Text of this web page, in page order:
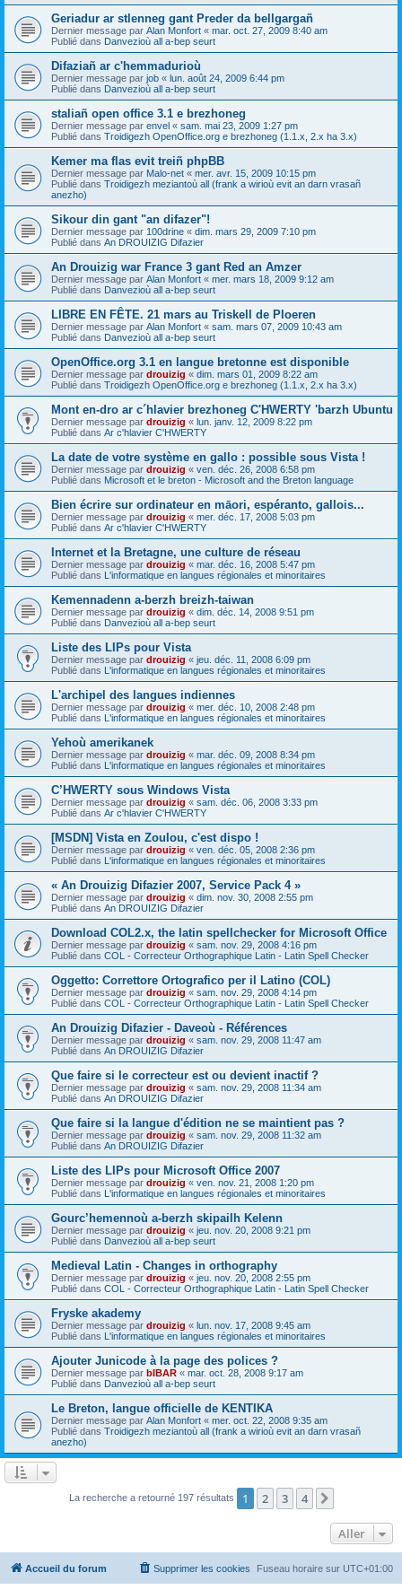
Geriadur ar stlenneg gant Preder da bellgargañ
Dernier message par Alan Monfort « mar. oct. 27, 2009 8:40 am
Publié dans Danvezioù all a-bep seurt
Difaziañ ar c'hemmadurioù
Dernier message par job « lun. août 24, 2009 6:44 pm
Publié dans Danvezioù all a-bep seurt
staliañ open office 3.1 e brezhoneg
Dernier message par envel « sam. mai 23, 2009 1:27 pm
Publié dans Troidigezh OpenOffice.org e brezhoneg (1.1.x, 2.x ha 3.x)
Kemer ma flas evit treiñ phpBB
Dernier message par Malo-net « mer. avr. 15, 2009 10:15 pm
Publié dans Troidigezh meziantoù all (frank a wirioù evit an darn vrasañ
anezho)
Sikour din gant "an difazer"!
Dernier message par 100drine « dim. mars 29, 2009 7:10 pm
Publié dans An DROUIZIG Difazier
An Drouizig war France 3 gant Red an Amzer
Dernier message par Alan Monfort « mer. mars 18, 2009 9:12 am
Publié dans Danvezioù all a-bep seurt
LIBRE EN FÊTE. 21 mars au Triskell de Ploeren
Dernier message par Alan Monfort « sam. mars 07, 2009 10:43 am
Publié dans Danvezioù all a-bep seurt
OpenOffice.org 3.1 en langue bretonne est disponible
Dernier message par drouizig « dim. mars 01, 2009 8:22 am
Publié dans Troidigezh OpenOffice.org e brezhoneg (1.1.x, 2.x ha 3.x)
Mont en-dro ar c´hlavier brezhoneg C'HWERTY 'barzh Ubuntu
Dernier message par drouizig « lun. janv. 12, 2009 8:22 pm
Publié dans Ar c'hlavier C'HWERTY
La date de votre système en gallo : possible sous Vista !
Dernier message par drouizig « ven. déc. 26, 2008 6:58 pm
Publié dans Microsoft et le breton - Microsoft and the Breton language
Bien écrire sur ordinateur en māori, espéranto, gallois...
Dernier message par drouizig « mer. déc. 17, 2008 5:03 pm
Publié dans Ar c'hlavier C'HWERTY
Internet et la Bretagne, une culture de réseau
Dernier message par drouizig « mar. déc. 16, 2008 5:47 pm
Publié dans L'informatique en langues régionales et minoritaires
Kemennadenn a-berzh breizh-taiwan
Dernier message par drouizig « dim. déc. 14, 2008 9:51 pm
Publié dans Danvezioù all a-bep seurt
Liste des LIPs pour Vista
Dernier message par drouizig « jeu. déc. 11, 2008 6:09 pm
Publié dans L'informatique en langues régionales et minoritaires
L'archipel des langues indiennes
Dernier message par drouizig « mer. déc. 10, 2008 2:48 pm
Publié dans L'informatique en langues régionales et minoritaires
Yehoù amerikanek
Dernier message par drouizig « mar. déc. 09, 2008 8:34 pm
Publié dans L'informatique en langues régionales et minoritaires
C’HWERTY sous Windows Vista
Dernier message par drouizig « sam. déc. 06, 2008 3:33 pm
Publié dans Ar c'hlavier C'HWERTY
[MSDN] Vista en Zoulou, c'est dispo !
Dernier message par drouizig « ven. déc. 05, 2008 2:36 pm
Publié dans L'informatique en langues régionales et minoritaires
« An Drouizig Difazier 2007, Service Pack 4 »
Dernier message par drouizig « dim. nov. 30, 2008 2:55 pm
Publié dans An DROUIZIG Difazier
Download COL2.x, the latin spellchecker for Microsoft Office
Dernier message par drouizig « sam. nov. 29, 2008 4:16 pm
Publié dans COL - Correcteur Orthographique Latin - Latin Spell Checker
Oggetto: Correttore Ortografico per il Latino (COL)
Dernier message par drouizig « sam. nov. 29, 2008 4:14 pm
Publié dans COL - Correcteur Orthographique Latin - Latin Spell Checker
An Drouizig Difazier - Daveoù - Références
Dernier message par drouizig « sam. nov. 29, 2008 11:47 am
Publié dans An DROUIZIG Difazier
Que faire si le correcteur est ou devient inactif ?
Dernier message par drouizig « sam. nov. 29, 2008 11:34 am
Publié dans An DROUIZIG Difazier
Que faire si la langue d'édition ne se maintient pas ?
Dernier message par drouizig « sam. nov. 29, 2008 11:32 am
Publié dans An DROUIZIG Difazier
Liste des LIPs pour Microsoft Office 2007
Dernier message par drouizig « ven. nov. 21, 2008 1:20 pm
Publié dans L'informatique en langues régionales et minoritaires
Gourc’hemennoù a-berzh skipailh Kelenn
Dernier message par drouizig « jeu. nov. 20, 2008 9:21 pm
Publié dans Danvezioù all a-bep seurt
Medieval Latin - Changes in orthography
Dernier message par drouizig « jeu. nov. 20, 2008 2:55 pm
Publié dans COL - Correcteur Orthographique Latin - Latin Spell Checker
Fryske akademy
Dernier message par drouizig « lun. nov. 17, 2008 9:45 am
Publié dans L'informatique en langues régionales et minoritaires
Ajouter Junicode à la page des polices ?
Dernier message par bIBAR « mar. oct. 28, 2008 9:17 am
Publié dans Danvezioù all a-bep seurt
Le Breton, langue officielle de KENTIKA
Dernier message par Alan Monfort « mer. oct. 22, 2008 9:35 am
Publié dans Troidigezh meziantoù all (frank a wirioù evit an darn vrasañ
anezho)
La recherche a retourné 197 résultats 1 2 3 4
Aller
Accueil du forum Fuseau horaire sur UTC+01:00
Supprimer les cookies